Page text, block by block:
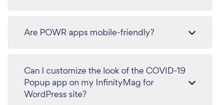
Are POWR apps mobile-friendly?
Can I customize the look of the COVID-19
Popup app on my InfinityMag for
WordPress site?